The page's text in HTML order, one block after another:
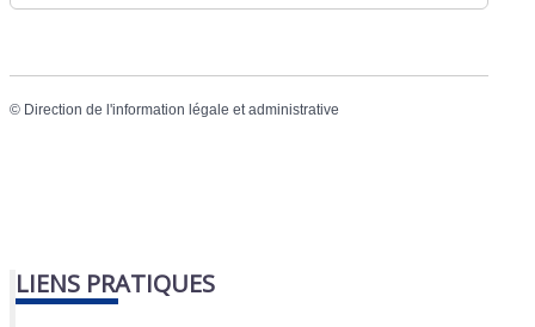
© Direction de l'information légale et administrative
LIENS PRATIQUES